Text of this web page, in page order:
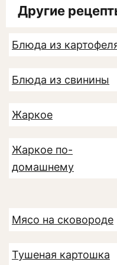
Другие
Блюда из
Блюда из свинины
Жаркое
Жаркое по-
домашнему
Мясо на сковороде
Тушеная картошка